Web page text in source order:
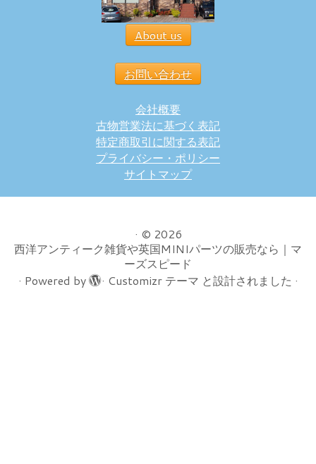
About us
お問い合わせ
会社概要
古物営業法に基づく表記
特定商取引に関する表記
プライバシー・ポリシー
サイトマップ
· © 2026
西洋アンティーク雑貨や英国MINIパーツの販売なら｜マ
ーズスピード
· Powered by · Customizr テーマ と設計されました ·